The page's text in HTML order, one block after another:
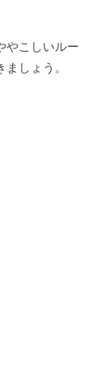
やこしいルー
しょう。